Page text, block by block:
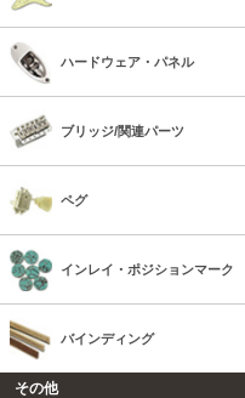
ハードウェア・パネル
ブリッジ/関連パーツ
ペグ
インレイ・ポジションマーク
バインディング
その他